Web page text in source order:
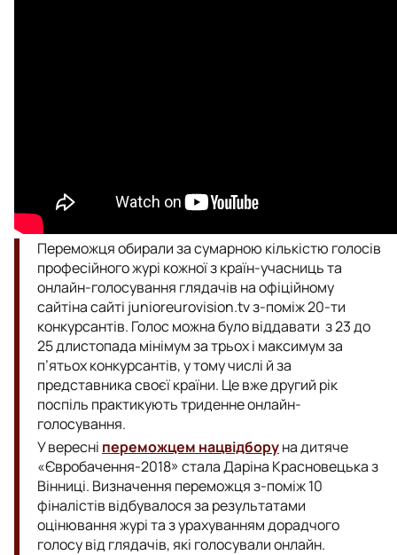
Переможця обирали за сумарною кількістю голосів
професійного журі кожної з країн-учасниць та
онлайн-голосування глядачів на офіційному
сайтіна сайті junioreurovision.tv з-поміж 20-ти
конкурсантів. Голос можна було віддавати з 23 до
25 длистопада мінімум за трьох і максимум за
п’ятьох конкурсантів, у тому числі й за
представника своєї країни. Це вже другий рік
поспіль практикують триденне онлайн-
голосування.
У вересні переможцем нацвідборуна дитяче
«Євробачення-2018» стала Даріна Красновецька з
Вінниці. Визначення переможця з-поміж 10
фіналістів відбувалося за результатами
оцінювання журі та з урахуванням дорадчого
голосу від глядачів, які голосували онлайн.